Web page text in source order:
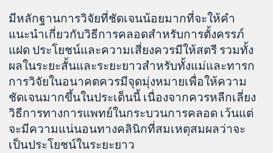
มีหลักฐานการวิจัยที่ชัดเจนน้อยมากที่จะให้คำ
แนะนำเกี่ยวกับวิธีการคลอดสำหรับการตั้งครรภ์
แฝด ประโยชน์และความเสี่ยงควรมีให้สตรี รวมทั้ง
ผลในระยะสั้นและระยะยาวสำหรับทั้งแม่และทารก
การวิจัยในอนาคตควรมีจุดมุ่งหมายเพื่อให้ความ
ชัดเจนมากขึ้นในประเด็นนี้ เนื่องจากควรหลีกเลี่ยง
วิธีการทางการแพทย์ในกระบวนการคลอด เว้นแต่
จะมีความแน่นอนทางคลินิกที่สมเหตุสมผลว่าจะ
เป็นประโยชน์ในระยะยาว